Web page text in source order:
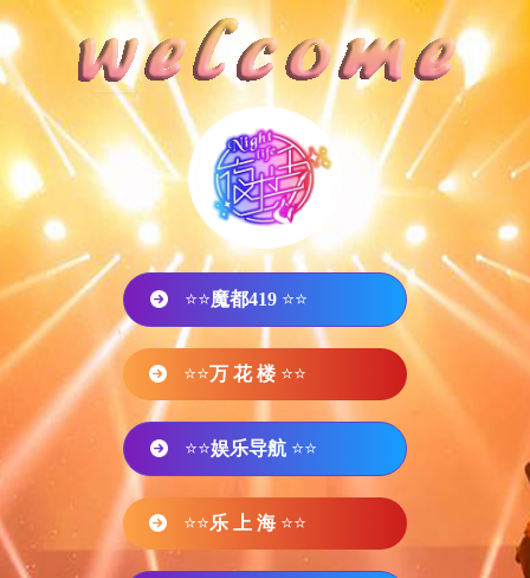
⭐⭐魔都419 ⭐⭐
⭐⭐万 花 楼 ⭐⭐
⭐⭐娱乐导航 ⭐⭐
⭐⭐乐 上 海 ⭐⭐